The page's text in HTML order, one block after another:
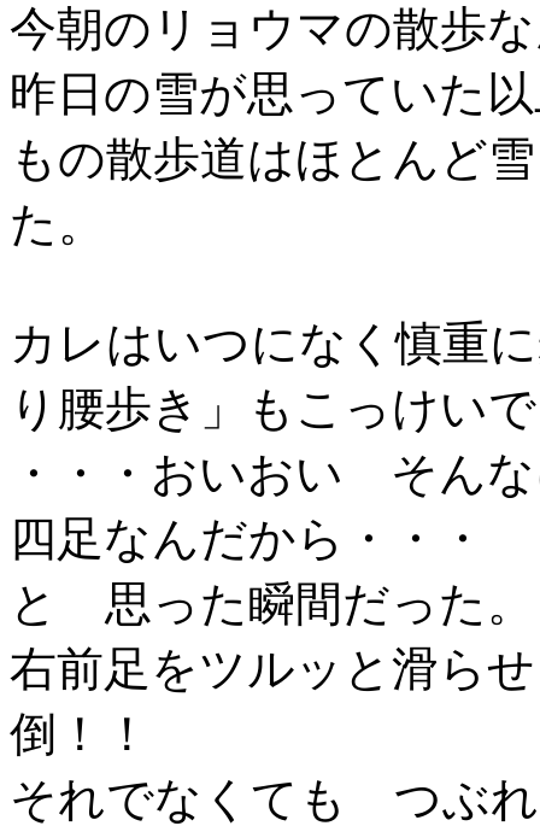
今朝のリョウマの散歩
昨日の雪が思ってい
もの散歩道はほとんど
た。
カレはいつになく慎重
り腰歩き」もこっけい
・・・おいおい そん
四足なんだから・・・
と 思った瞬間だった。
右前足をツルッと滑ら
倒！！
それでなくても つぶ